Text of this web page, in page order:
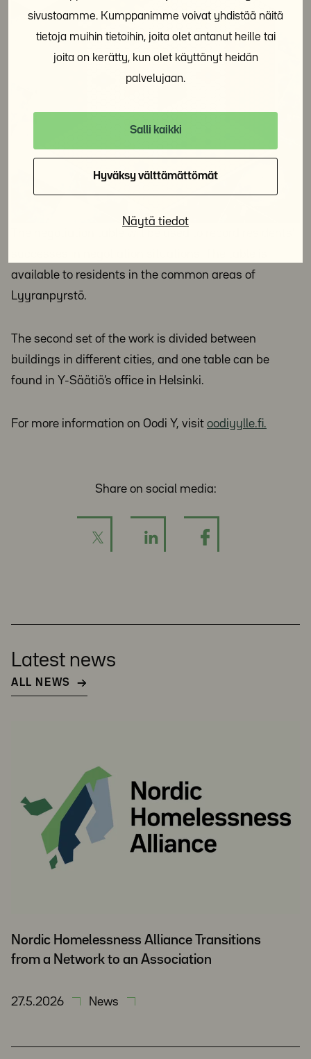
sivustoamme. Kumppanimme voivat yhdistää näitä
tietoja muihin tietoihin, joita olet antanut heille tai
joita on kerätty, kun olet käyttänyt heidän
palvelujaan.
Salli kaikki
Hyväksy välttämättömät
Näytä tiedot
available to residents in the common areas of
Lyyranpyrstö.
The second set of the work is divided between
buildings in different cities, and one table can be
found in Y-Säätiö’s office in Helsinki.
For more information on Oodi Y, visit oodiyylle.fi.
Share on social media:
Latest news
ALL NEWS
Nordic Homelessness Alliance Transitions
from a Network to an Association
27.5.2026 News